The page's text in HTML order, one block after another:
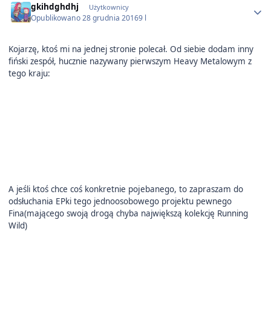
gkihdghdhj Użytkownicy
Opublikowano28 grudnia 20169 l
Kojarzę, ktoś mi na jednej stronie polecał. Od siebie dodam inny
fiński zespół, hucznie nazywany pierwszym Heavy Metalowym z
tego kraju:
A jeśli ktoś chce coś konkretnie pojebanego, to zapraszam do
odsłuchania EPki tego jednoosobowego projektu pewnego
Fina(mającego swoją drogą chyba największą kolekcję Running
Wild)